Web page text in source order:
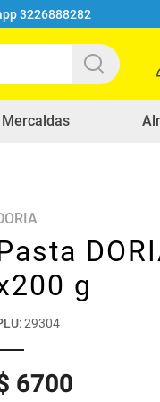
3226888282
g
:29304
6700